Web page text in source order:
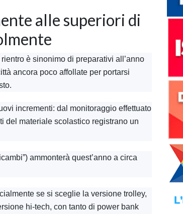
alle superiori di
è sinonimo di preparativi all’anno
ancora poco affollate per portarsi
incrementi: dal monitoraggio effettuato
del materiale scolastico registrano un
ammonterà quest’anno a circa
se si sceglie la versione trolley,
hi-tech, con tanto di power bank